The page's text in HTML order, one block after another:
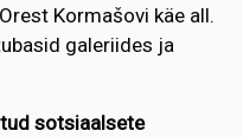
Kormašovi käe all.
galeriides ja
sotsiaalsete